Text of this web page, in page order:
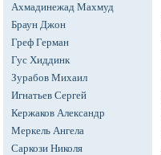
Ахмадинежад Махмуд
Браун Джон
Греф Герман
Гус Хиддинк
Зурабов Михаил
Игнатьев Сергей
Кержаков Александр
Меркель Ангела
Саркози Николя